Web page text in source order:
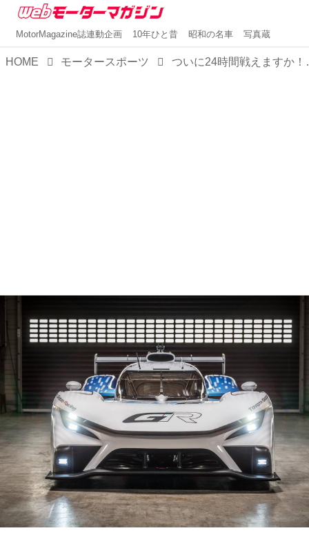
MotorMagazine誌連動企画 10年ひと昔 昭和の名車 写真蔵
HOME モータースポーツ ついに24時間戦え